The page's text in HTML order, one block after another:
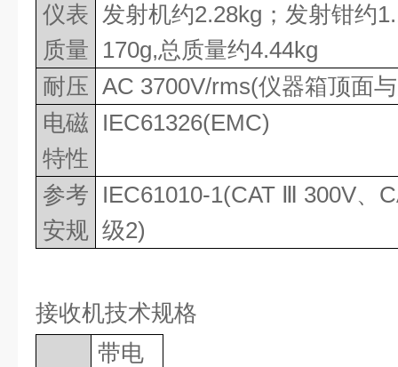
仪表
质量
发射机约2.28kg ；发射钳约
170g,总质量约4.44kg
耐压 AC 3700V/rms(仪器箱顶面
电磁
特性
IEC61326(EMC)
参考
安规
IEC61010-1(CAT Ⅲ 300V、
级2)
接收机技术规格
带电